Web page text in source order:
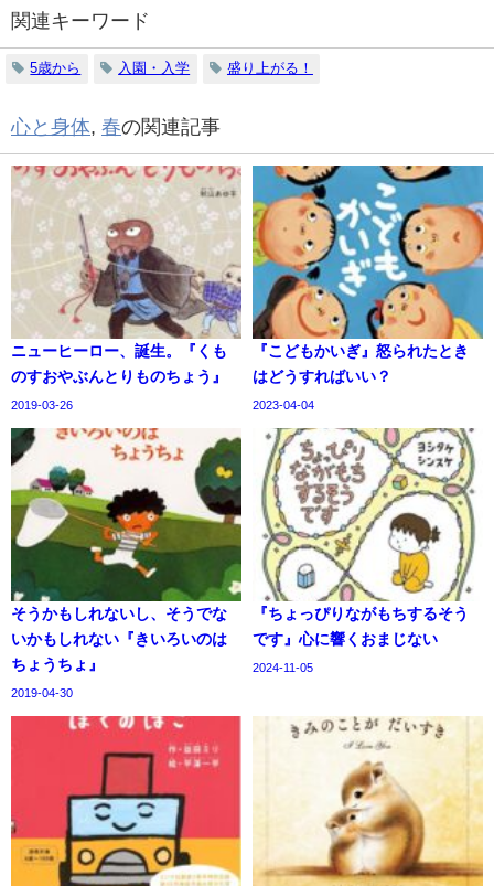
関連キーワード
5歳から 入園・入学 盛り上がる！
心と身体, 春の関連記事
ニューヒーロー、誕生。『くも
のすおやぶんとりものちょう』
2019-03-26
『こどもかいぎ』怒られたとき
はどうすればいい？
2023-04-04
そうかもしれないし、そうでな
いかもしれない『きいろいのは
ちょうちょ』
2019-04-30
『ちょっぴりながもちするそう
です』心に響くおまじない
2024-11-05